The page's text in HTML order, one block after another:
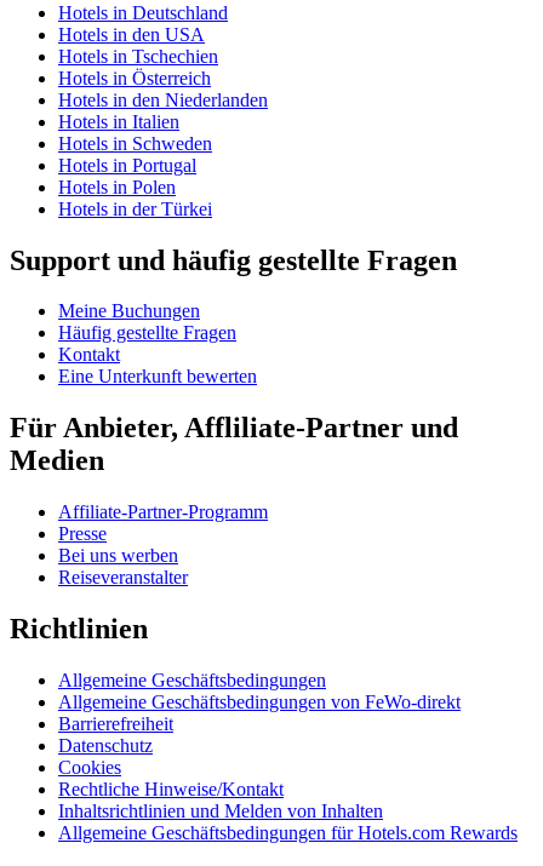
Hotels in Deutschland
Hotels in den USA
Hotels in Tschechien
Hotels in Österreich
Hotels in den Niederlanden
Hotels in Italien
Hotels in Schweden
Hotels in Portugal
Hotels in Polen
Hotels in der Türkei
Support und häufig gestellte Fragen
Meine Buchungen
Häufig gestellte Fragen
Kontakt
Eine Unterkunft bewerten
Für Anbieter, Affliliate-Partner und
Medien
Affiliate-Partner-Programm
Presse
Bei uns werben
Reiseveranstalter
Richtlinien
Allgemeine Geschäftsbedingungen
Allgemeine Geschäftsbedingungen von FeWo-direkt
Barrierefreiheit
Datenschutz
Cookies
Rechtliche Hinweise/Kontakt
Inhaltsrichtlinien und Melden von Inhalten
Allgemeine Geschäftsbedingungen für Hotels.com Rewards